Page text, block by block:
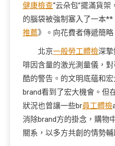
健康檢查“云朵包”擺滿貨
的腦袋被強制塞入了一本**
推薦》。向花費者傳遞簡
北京一般勞工體檢深
啡因含量的激光測量儀，
酷的警告。的文明底蘊和
brand看到了宏大機會。但
狀況也曾讓一些br員工體檢
消除brand方的掛念，購物
關系，以多方共創的情勢